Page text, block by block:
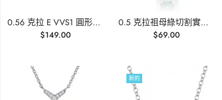
0.56 克拉 E VVS1 圓形切割實驗室培育鑽石
$149.00
0.5 克拉祖母綠切割實驗室種植祖母綠項鍊吊墜
$69.00
新的